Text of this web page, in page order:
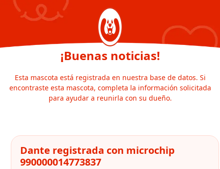
¡Buenas noticias!
Esta mascota está registrada en nuestra base de datos. Si
encontraste esta mascota, completa la información solicitada
para ayudar a reunirla con su dueño.
Dante registrada con microchip
990000014773837